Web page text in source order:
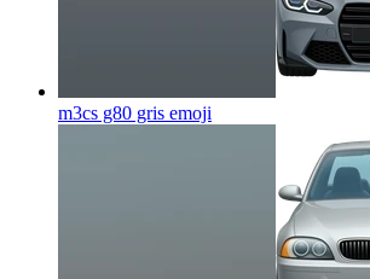
m3cs g80 gris emoji